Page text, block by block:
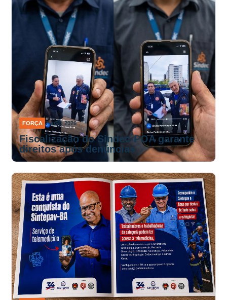
FORÇA 7 AGO 2026
Fiscalização do Sindec-POA garante
direitos após denúncias